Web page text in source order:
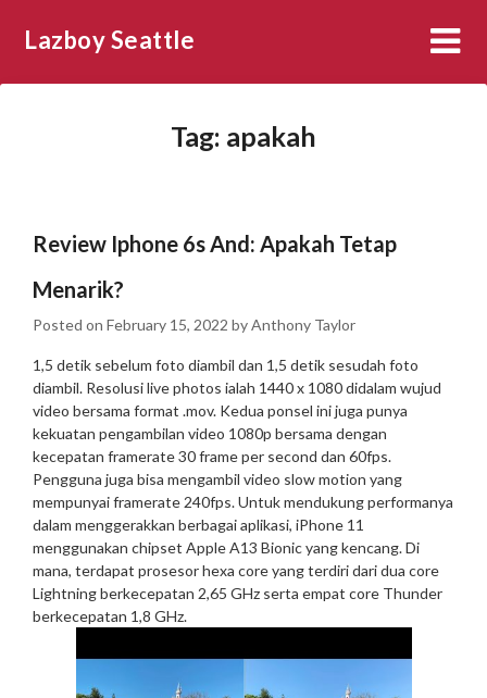
Lazboy Seattle
Tag: apakah
Review Iphone 6s And: Apakah Tetap
Menarik?
Posted on February 15, 2022 byAnthony Taylor
1,5 detik sebelum foto diambil dan 1,5 detik sesudah foto
diambil. Resolusi live photos ialah 1440 x 1080 didalam wujud
video bersama format .mov. Kedua ponsel ini juga punya
kekuatan pengambilan video 1080p bersama dengan
kecepatan framerate 30 frame per second dan 60fps.
Pengguna juga bisa mengambil video slow motion yang
mempunyai framerate 240fps. Untuk mendukung performanya
dalam menggerakkan berbagai aplikasi, iPhone 11
menggunakan chipset Apple A13 Bionic yang kencang. Di
mana, terdapat prosesor hexa core yang terdiri dari dua core
Lightning berkecepatan 2,65 GHz serta empat core Thunder
berkecepatan 1,8 GHz.